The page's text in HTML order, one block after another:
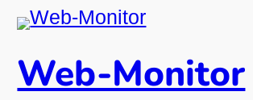
Prejsť
obsah
Web-Monitor